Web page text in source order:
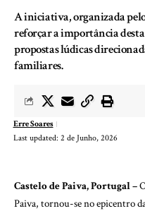
A iniciativa, organizada
reforçar a importância
propostas lúdicas
familiares.
Last updated: 2 de Junho, 2026
Erre Soares
Castelo de Paiva, Portugal –
Paiva, tornou-se no epicentro